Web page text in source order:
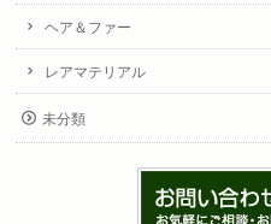
ヘア＆ファー
レアマテリアル
未分類